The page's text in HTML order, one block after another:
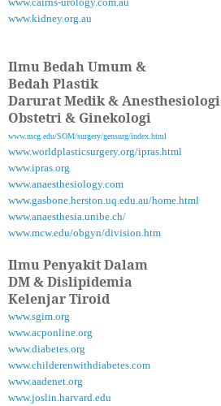
www.kidney.org.au
Ilmu Bedah Umum &
Bedah Plastik
Darurat Medik & Anesthesiologi
Obstetri & Ginekologi
www.mcg.edu/SOM/surgery/gensurg/index.html
www.worldplasticsurgery.org/ipras.html
www.ipras.org
www.anaesthesiology.com
www.gasbone.herston.uq.edu.au/home.html
www.anaesthesia.unibe.ch/
www.mcw.edu/obgyn/division.htm
Ilmu Penyakit Dalam
DM & Dislipidemia
Kelenjar Tiroid
www.sgim.org
www.acponline.org
www.diabetes.org
www.childerenwithdiabetes.com
www.aadenet.org
www.joslin.harvard.edu